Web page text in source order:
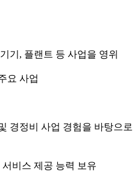
기, 플랜트 등 사업을 영위
요 사업
경정비 사업 경험을 바탕으로
비스 제공 능력 보유